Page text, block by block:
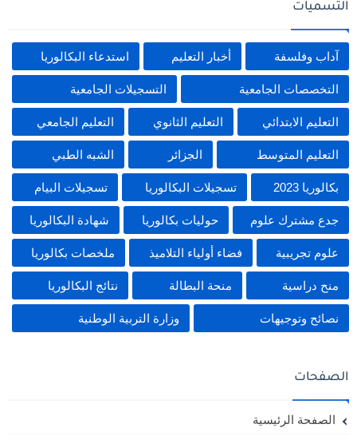
التسميات
آداب وفلسفة أخبار التعليم استدعاء البكالوريا
التخصصات الجامعية التسجيلات الجامعية
التعليم الابتدائي التعليم الثانوي التعليم الجامعي
التعليم المتوسط الجزائر الشبه الطبي
بكالوريا 2023 تسجيلات البكالوريا تسجيلات البيام
جدع مشترك علوم حوليات بكالوريا شهادة البكالوريا
علوم تجريبية فضاء أولياء التلاميذ ملخصات بكالوريا
منح دراسية منحة البطالة نتائج البكالوريا
نصائح وتوجيهات وزارة التربية الوطنية
الصفحات
الصفحة الرئيسية